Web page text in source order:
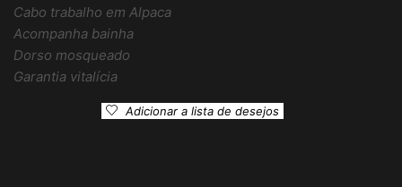
Cabo trabalho em Alpaca
Acompanha bainha
Dorso mosqueado
Garantia vitalícia
Adicionar a lista de desejos